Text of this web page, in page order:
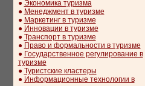
● Экономика туризма
● Менеджмент в туризме
● Маркетинг в туризме
● Инновации в туризме
● Транспорт в туризме
● Право и формальности в туризме
● Государственное регулирование в
туризме
● Туристские кластеры
● Информационные технологии в